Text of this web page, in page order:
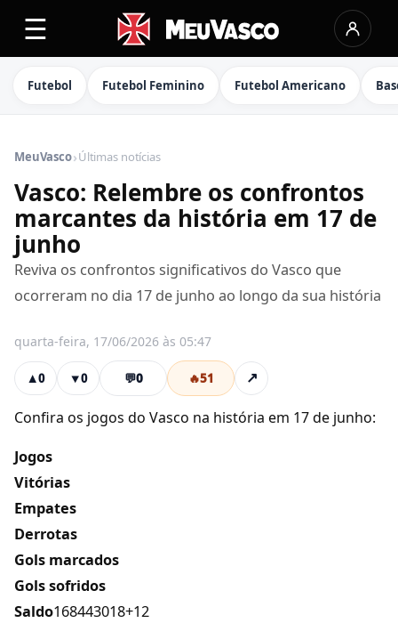
☰
Futebol Futebol Feminino Futebol Americano
MeuVasco›Últimas notícias
Vasco: Relembre os confrontos
marcantes da história em 17 de
junho
Reviva os confrontos significativos do Vasco que
ocorreram no dia 17 de junho ao longo da sua história
quarta-feira, 17/06/2026 às 05:47
▲0 ▼0 💬0 🔥51 ↗
Confira os jogos do Vasco na história em 17 de junho:
Jogos
Vitórias
Empates
Derrotas
Gols marcados
Gols sofridos
Saldo168443018+12